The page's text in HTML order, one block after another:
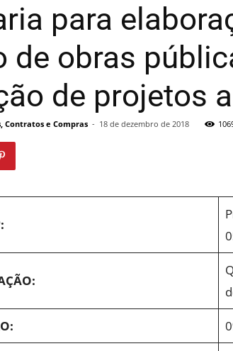
para
de obras
de projetos
Contratos e Compras - 18 de dezembro de 2018